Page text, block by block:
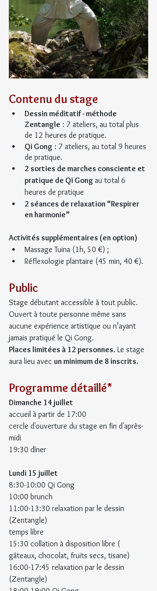
Contenu du stage
Dessin méditatif - méthode
Zentangle : 7 ateliers, au total plus
de 12 heures de pratique.
Qi Gong : 7 ateliers, au total 9 heures
de pratique.
2 sorties de marches consciente et
pratique de Qi Gong au total 6
heures de pratique
2 séances de relaxation “Respirer
en harmonie”
Activités supplémentaires (en option)
Massage Tuina (1h, 50 €) ;
Réflexologie plantaire (45 min, 40 €).
Public
Stage débutant accessible à tout public.
Ouvert à toute personne même sans
aucune expérience artistique ou n’ayant
jamais pratiqué le Qi Gong.
Places limitées à 12 personnes. Le stage
aura lieu avec un minimum de 8 inscrits.
Programme détaillé*
Dimanche 14 juillet
accueil à partir de 17:00
cercle d'ouverture du stage en fin d'après-
midi
19:30 dîner
Lundi 15 juillet
8:30-10:00 Qi Gong
10:00 brunch
11:00-13:30 relaxation par le dessin
(Zentangle)
temps libre
15:30 collation à disposition libre (
gâteaux, chocolat, fruits secs, tisane)
16:00-17:45 relaxation par le dessin
(Zentangle)